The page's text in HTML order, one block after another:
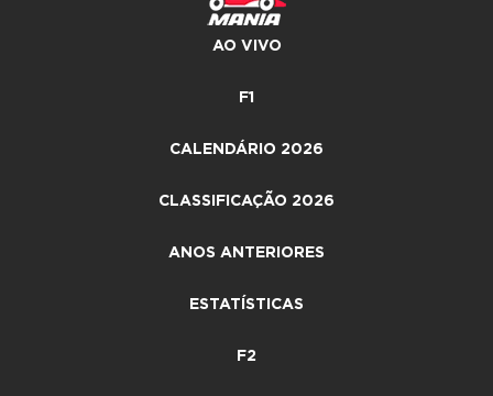
AO VIVO
F1
CALENDÁRIO 2026
CLASSIFICAÇÃO 2026
ANOS ANTERIORES
ESTATÍSTICAS
F2